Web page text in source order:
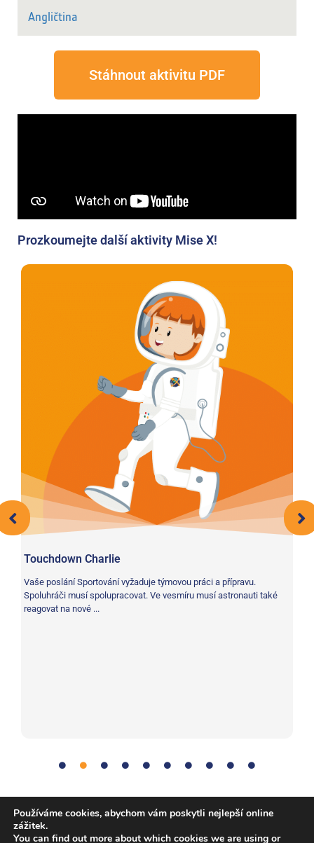
Angličtina
Stáhnout aktivitu PDF
Prozkoumejte další aktivity Mise X!
Touchdown Charlie
Vaše poslání Sportování vyžaduje týmovou práci a přípravu.
Spoluhráči musí spolupracovat. Ve vesmíru musí astronauti také
reagovat na nové ...
Tag: Komunikace,Dieta,Lidské tělo,Řešení problémů,Věda
Týmová práce
Používáme cookies, abychom vám poskytli nejlepší online
zážitek.
You can find out more about which cookies we are using or